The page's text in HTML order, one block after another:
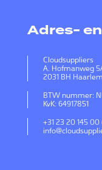
Adres-
Cloudsuppliers
A. Hofmanweg
2031 BH Haarlem
BTW nummer:
KvK: 64917851
+31 23 20 145